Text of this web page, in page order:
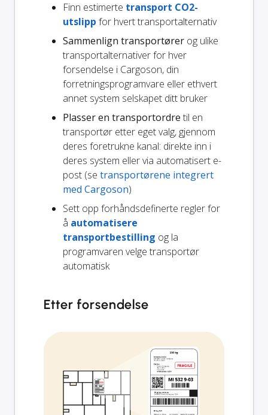
Finn estimerte transport CO2-
utslipp for hvert transportalternativ
Sammenlign transportører og ulike
transportalternativer for hver
forsendelse i Cargoson, din
forretningsprogramvare eller ethvert
annet system selskapet ditt bruker
Plasser en transportordre til en
transportør etter eget valg, gjennom
deres foretrukne kanal: direkte inn i
deres system eller via automatisert e-
post (se transportørene integrert
med Cargoson)
Sett opp forhåndsdefinerte regler for
å automatisere
transportbestilling og la
programvaren velge transportør
automatisk
Etter forsendelse